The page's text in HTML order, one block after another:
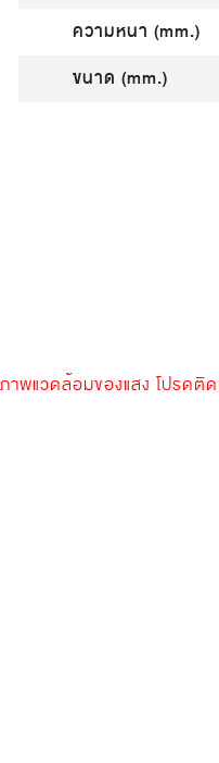
ความหนา (mm.)
ขนาด (mm.)
พแวดล้อมของแสง โปรด